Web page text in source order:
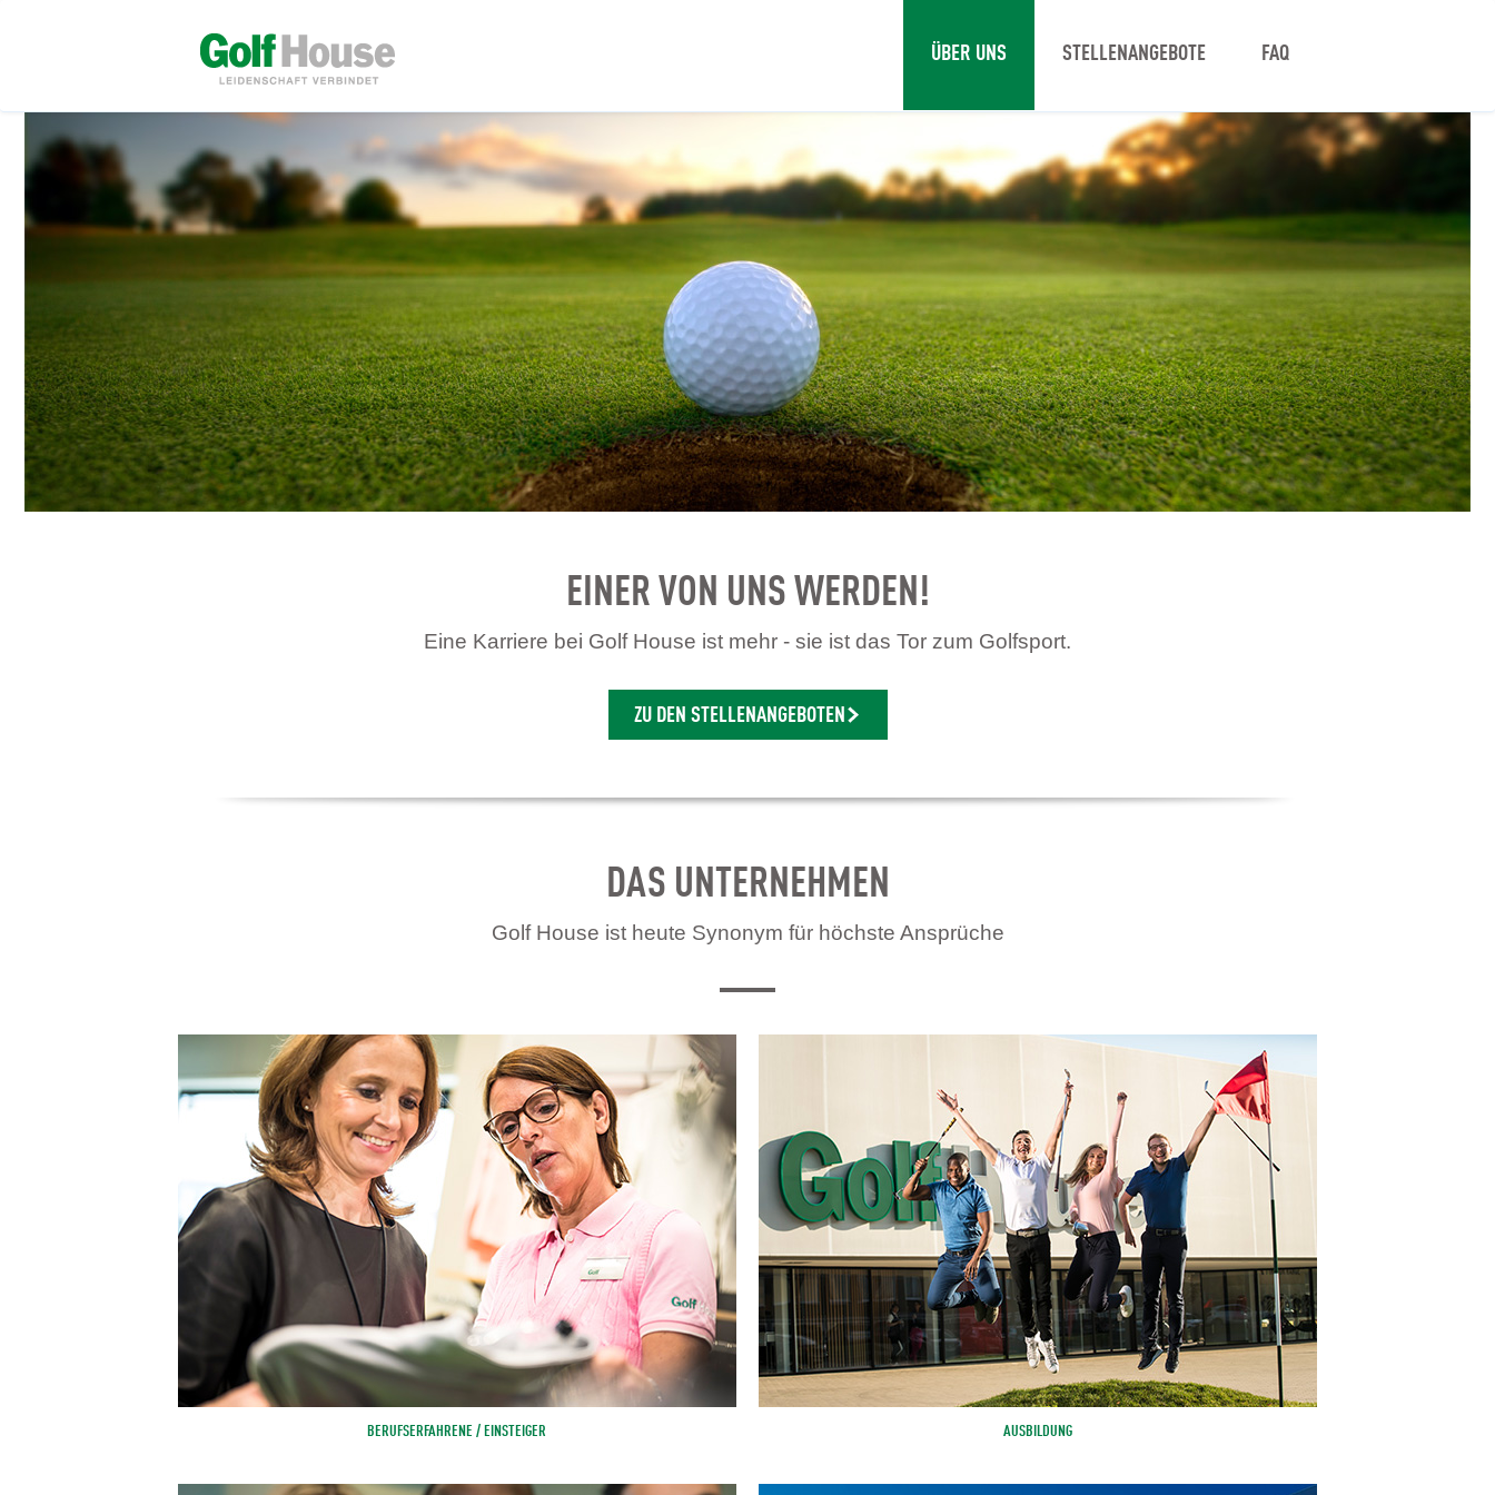
ÜBER UNS STELLENANGEBOTE FAQ
EINER VON UNS WERDEN!
Eine Karriere bei Golf House ist mehr - sie ist das Tor zum Golfsport.
ZU DEN STELLENANGEBOTEN
DAS UNTERNEHMEN
Golf House ist heute Synonym für höchste Ansprüche
BERUFSERFAHRENE / EINSTEIGER AUSBILDUNG